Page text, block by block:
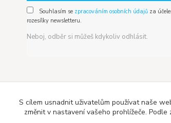
Souhlasím se zpracováním osobních údajů za
rozesílky newsletteru.
Neboj, odběr si můžeš kdykoliv odhlásit.
S cílem usnadnit uživatelům používat naše
změnit v nastavení vašeho prohlížeče.